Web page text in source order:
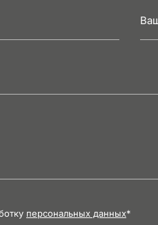
персональных данных*